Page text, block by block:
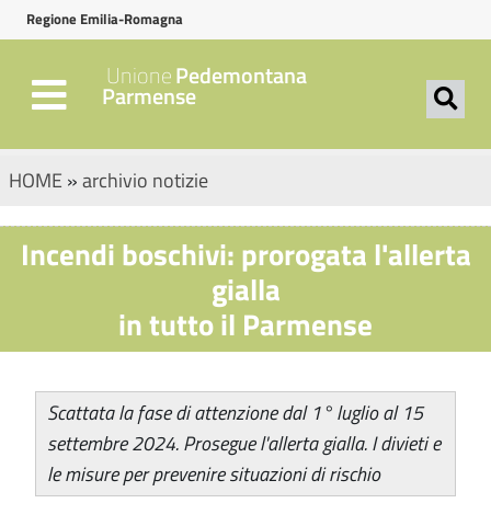
Regione Emilia-Romagna
UnionePedemontana
Parmense
HOME »archivio notizie
Incendi boschivi: prorogata l'allerta
gialla
in tutto il Parmense
Scattata la fase di attenzione dal 1° luglio al 15
settembre 2024. Prosegue l'allerta gialla. I divieti e
le misure per prevenire situazioni di rischio